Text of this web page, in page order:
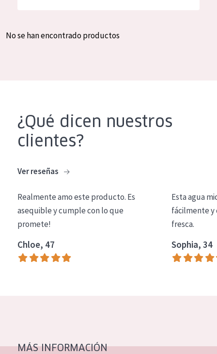
Crema de día
Crema de noche
Limpieza
COLECCIÓN
Essentials
Lift+
Piel normal y seca
Spanish
No se han encontrado productos
¿Qué dicen nuestros
clientes?
Ver reseñas
Realmente amo este producto. Es
asequible y cumple con lo que
promete!
Chloe, 47
Esta agua
fácilmente y
fresca.
Sophia, 34
MÁS INFORMACIÓN